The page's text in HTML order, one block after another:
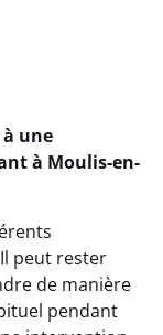
une
à Moulis-en-
peut rester
de manière
pendant